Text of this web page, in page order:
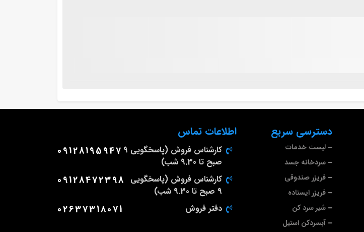
دسترسی سریع
لیست خدمات
سردخانه جسد
فریزر صندوقی
فریزر ایستاده
شیر سرد کن
آبسردکن استیل
اطلاعات تماس
کارشناس فروش (پاسخگویی 9
صبح تا 9.30 شب)
09128195947
کارشناس فروش (پاسخگویی
9 صبح تا 9.30 شب)
09128472398
دفتر فروش 02637318071